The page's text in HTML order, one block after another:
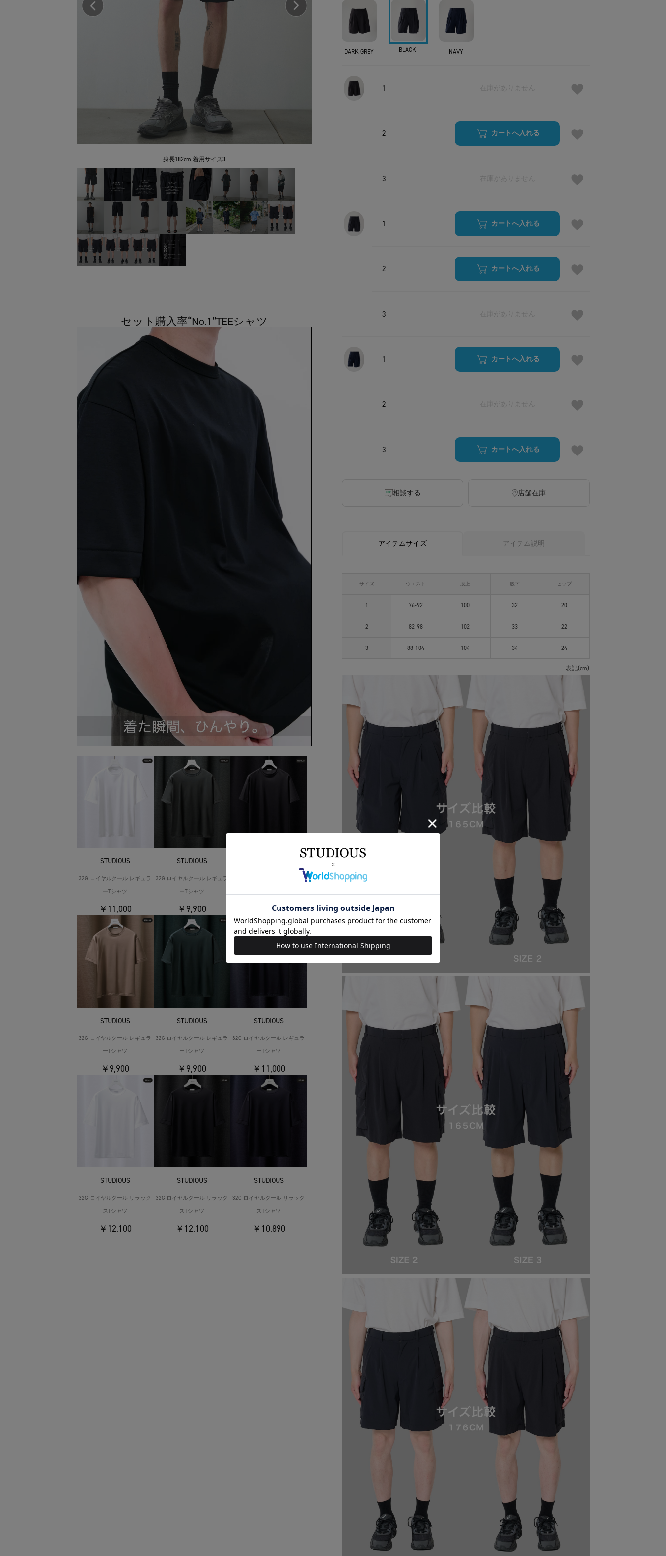
身長182cm 着用サイズ3
セット購入率“No.1”TEEシャツ
STUDIOUS
32G ロイヤルクール レギュラ
ーTシャツ
￥11,000
STUDIOUS
32G ロイヤルクール レギュラ
ーTシャツ
￥9,900
32G ロイヤルクール レギュラ
￥11,000
STUDIOUS
32G ロイヤルクール レギュラ
ーTシャツ
￥9,900
STUDIOUS
32G ロイヤルクール レギュラ
ーTシャツ
￥9,900
STUDIOUS
32G ロイヤルクール レギュラ
ーTシャツ
￥11,000
STUDIOUS
32G ロイヤルクール リラック
スTシャツ
￥12,100
STUDIOUS
32G ロイヤルクール リラック
スTシャツ
￥12,100
STUDIOUS
32G ロイヤルクール リラック
スTシャツ
￥10,890
DARK GREY BLACK NAVY
1
2 カートへ入れる
3
1 カートへ入れる
2 カートへ入れる
3
1 カートへ入れる
2
3 カートへ入れる
相談する 店舗在庫
アイテムサイズ アイテム説明
サイズ ウエスト 股上 股下 ヒップ
1 76-92 100 32 20
2 82-98 102 33 22
3 88-104 104 34 24
表記(cm)